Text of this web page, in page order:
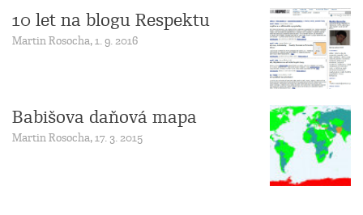
10 let na blogu Respektu
Martin Rosocha, 1. 9. 2016
Babišova daňová mapa
Martin Rosocha, 17. 3. 2015